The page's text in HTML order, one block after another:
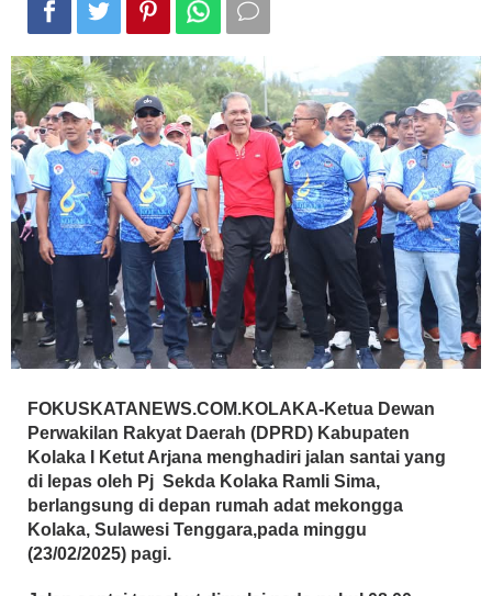
FOKUSKATANEWS.COM.KOLAKA-Ketua Dewan
Perwakilan Rakyat Daerah (DPRD) Kabupaten
Kolaka I Ketut Arjana menghadiri jalan santai yang
di lepas oleh Pj Sekda Kolaka Ramli Sima,
berlangsung di depan rumah adat mekongga
Kolaka, Sulawesi Tenggara,pada minggu
(23/02/2025) pagi.